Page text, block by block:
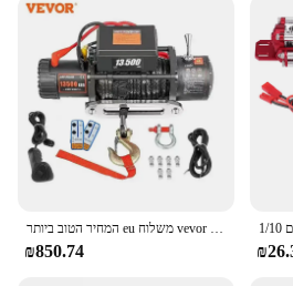
המחיר הטוב ביותר eu משלוח vevor 13500lbs חשמלי סינטי 12v חבל גרירה 27 מ '/92ft הרמה להרים 4x4 מכונית atv משאית
₪850.74